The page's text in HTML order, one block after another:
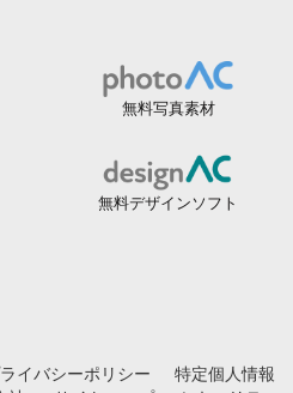
無料写真素材
無料デザインソフト
イバシーポリシー
特定個人情報